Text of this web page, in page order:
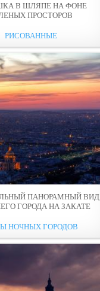
В ШЛЯПЕ НА ФОНЕ
ПРОСТОРОВ
РИСОВАННЫЕ
ПАНОРАМНЫЙ ВИД
ГОРОДА НА ЗАКАТЕ
НОЧНЫХ ГОРОДОВ